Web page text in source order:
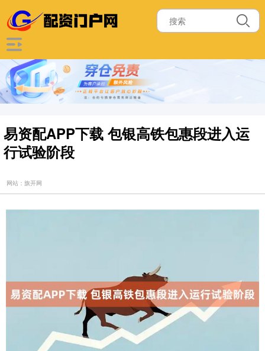
易资配APP下载 包银高铁包惠段进入运
行试验阶段
网站：旗开网